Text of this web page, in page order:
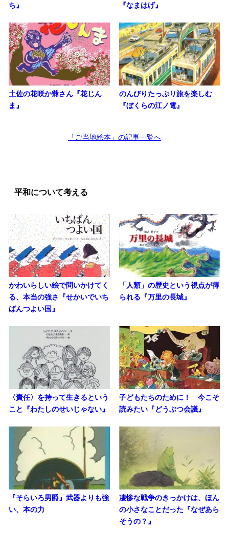
ち』
『なまはげ』
土佐の花咲か爺さん『花じん
ま』
のんびりたっぷり旅を楽しむ
『ぼくらの江ノ電』
「ご当地絵本」の記事一覧へ
平和について考える
かわいらしい絵で問いかけてく
る、本当の強さ『せかいでいち
ばんつよい国』
「人類」の歴史という視点が得
られる『万里の長城』
〈責任〉を持って生きるという
こと『わたしのせいじゃない』
子どもたちのために！ 今こそ
読みたい『どうぶつ会議』
『そらいろ男爵』武器よりも強
い、本の力
凄惨な戦争のきっかけは、ほん
の小さなことだった『なぜあら
そうの？』